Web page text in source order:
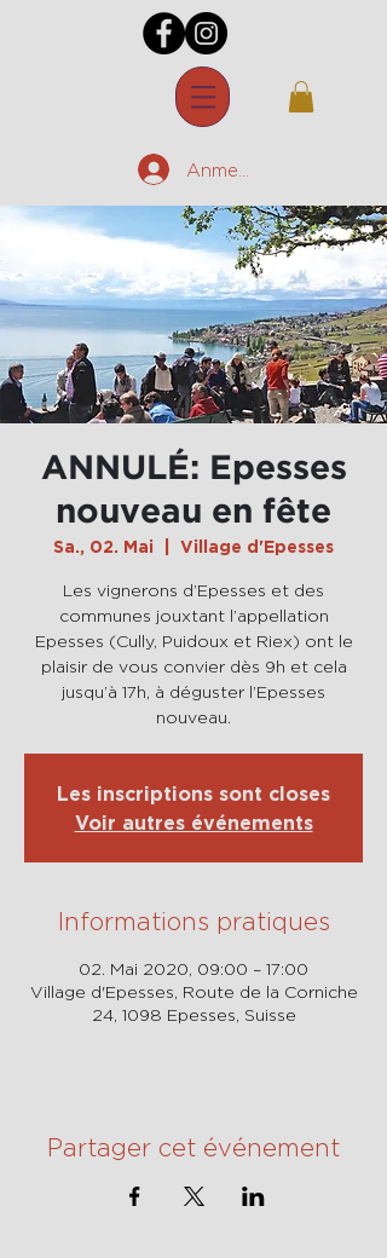
Anmelden
ANNULÉ: Epesses
nouveau en fête
Sa., 02. Mai Village d'Epesses
Les vignerons d’Epesses et des
communes jouxtant l’appellation
Epesses (Cully, Puidoux et Riex) ont le
plaisir de vous convier dès 9h et cela
jusqu’à 17h, à déguster l’Epesses
nouveau.
Les inscriptions sont closes
Voir autres événements
Informations pratiques
02. Mai 2020, 09:00 – 17:00
Village d'Epesses, Route de la Corniche
24, 1098 Epesses, Suisse
Partager cet événement